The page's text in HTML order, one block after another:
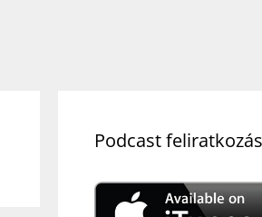
Podcast feliratkozás